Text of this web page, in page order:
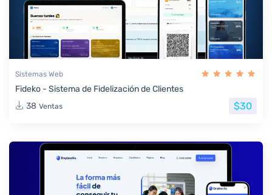
Sistemas Web
Fideko - Sistema de Fidelización de Clientes
38 Ventas $30